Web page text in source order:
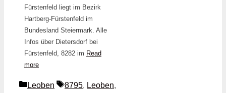
Fürstenfeld liegt im Bezirk
Hartberg-Fürstenfeld im
Bundesland Steiermark. Alle
Infos über Dietersdorf bei
Fürstenfeld, 8282 im Read
more
Kategorien
Leoben Schlagwörter
8795, Leoben,